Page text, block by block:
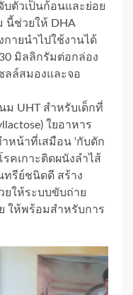
ตัวเป็นก้อนและย่อย
นี้ช่วยให้ DHA
กายนำไปใช้งานได้
มิลลิกรัมต่อกล่อง
ลล์สมองและจอ
ม UHT สำหรับเด็กที่
ใยอาหาร
น้าที่เสมือน ‘กับดัก
รคเกาะติดผนังลำไส้
ทรีย์ชนิดดี สร้าง
ให้ระบบขับถ่าย
ให้พร้อมสำหรับการ